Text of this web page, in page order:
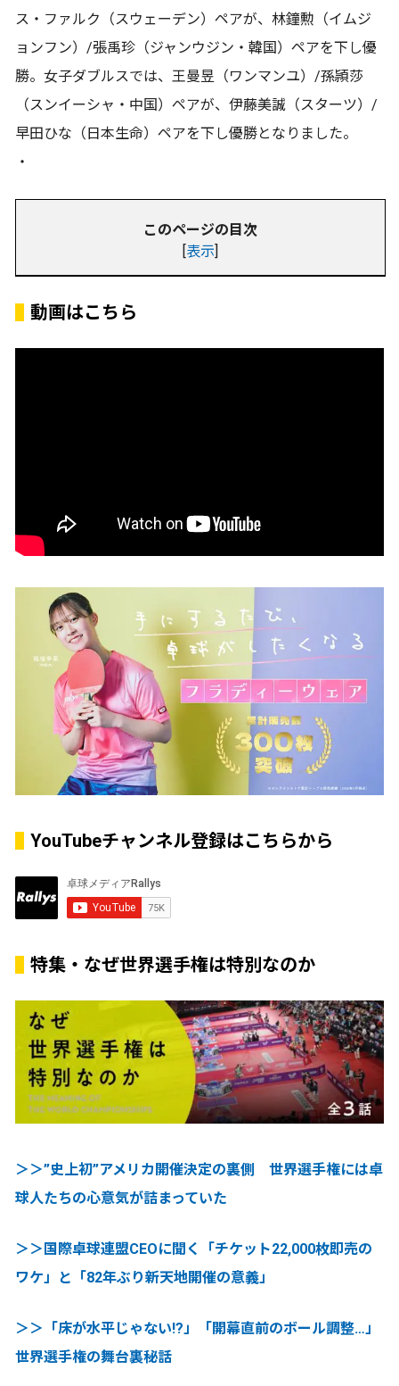
ス・ファルク（スウェーデン）ペアが、林鐘勲（イムジ
ョンフン）/張禹珍（ジャンウジン・韓国）ペアを下し優
勝。女子ダブルスでは、王曼昱（ワンマンユ）/孫頴莎
（スンイーシャ・中国）ペアが、伊藤美誠（スターツ）/
早田ひな（日本生命）ペアを下し優勝となりました。
・
このページの目次
[表示]
動画はこちら
YouTubeチャンネル登録はこちらから
特集・なぜ世界選手権は特別なのか
＞＞”史上初”アメリカ開催決定の裏側 世界選手権には卓
球人たちの心意気が詰まっていた
＞＞国際卓球連盟CEOに聞く「チケット22,000枚即売の
ワケ」と「82年ぶり新天地開催の意義」
＞＞「床が水平じゃない!?」「開幕直前のボール調整…」
世界選手権の舞台裏秘話